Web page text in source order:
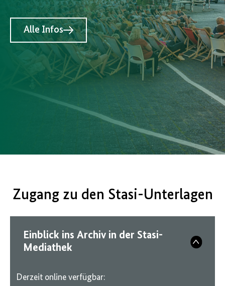
Alle Infos
Zugang zu den Stasi-Unterlagen
Einblick ins Archiv in der Stasi-
Mediathek
Derzeit online verfügbar: